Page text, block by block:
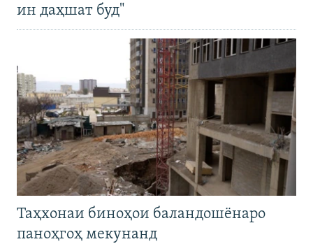
ин даҳшат буд"
Таҳхонаи биноҳои баландошёнаро
паноҳгоҳ мекунанд